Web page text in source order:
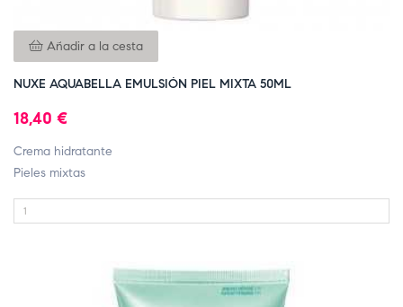
Añadir a la cesta
NUXE AQUABELLA EMULSIÓN PIEL MIXTA 50ML
18,40 €
Crema hidratante
Pieles mixtas